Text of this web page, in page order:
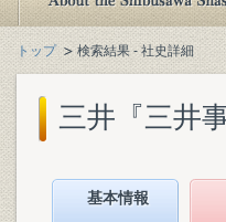
トップ 検索結果 - 社史詳細
三井『三井
基本情報